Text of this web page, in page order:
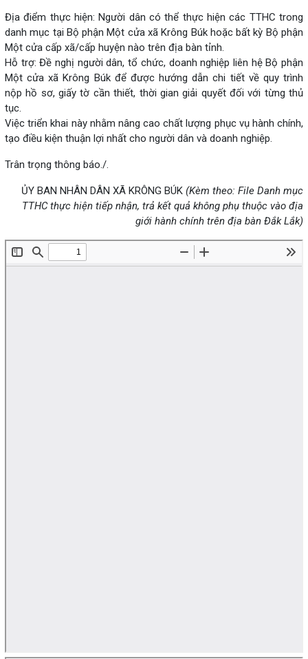
Địa điểm thực hiện: Người dân có thể thực hiện các TTHC trong
danh mục tại Bộ phận Một cửa xã Krông Búk hoặc bất kỳ Bộ phận
Một cửa cấp xã/cấp huyện nào trên địa bàn tỉnh.
Hỗ trợ: Đề nghị người dân, tổ chức, doanh nghiệp liên hệ Bộ phận
Một cửa xã Krông Búk để được hướng dẫn chi tiết về quy trình
nộp hồ sơ, giấy tờ cần thiết, thời gian giải quyết đối với từng thủ
tục.
Việc triển khai này nhằm nâng cao chất lượng phục vụ hành chính,
tạo điều kiện thuận lợi nhất cho người dân và doanh nghiệp.
Trân trọng thông báo./.
ỦY BAN NHÂN DÂN XÃ KRÔNG BÚK (Kèm theo: File Danh mục
TTHC thực hiện tiếp nhận, trả kết quả không phụ thuộc vào địa
giới hành chính trên địa bàn Đắk Lắk)